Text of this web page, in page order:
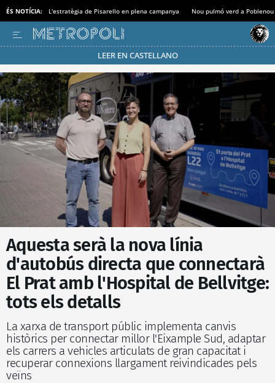
ÉS NOTÍCIA: L'estratègia de Pisarello en plena campanya Nou pulmó verd a Poblenou
LEER EN CASTELLANO
Passa’t al mode estalvi
Aquesta serà la nova línia
d'autobús directa que connectarà
El Prat amb l'Hospital de Bellvitge:
tots els detalls
La xarxa de transport públic implementa canvis
històrics per connectar millor l'Eixample Sud, adaptar
els carrers a vehicles articulats de gran capacitat i
recuperar connexions llargament reivindicades pels
veïns